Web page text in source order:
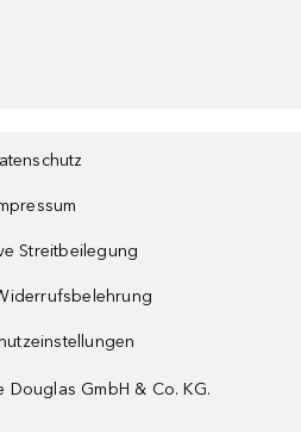
Streitbeilegung
Douglas GmbH & Co. KG.